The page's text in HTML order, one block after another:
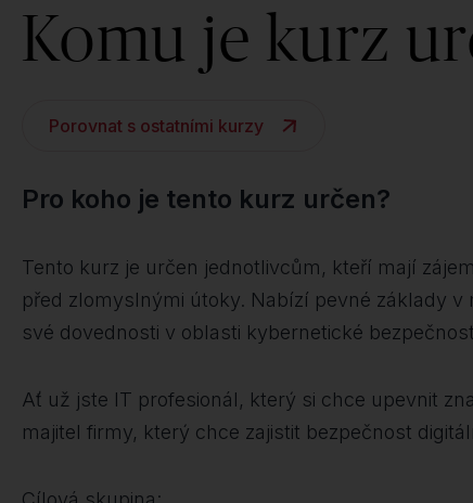
Komu je kurz
Porovnat s ostatními kurzy
Pro koho je tento kurz určen?
Tento kurz je určen jednotlivcům, kteří mají
před zlomyslnými útoky. Nabízí pevné základy
své dovednosti v oblasti kybernetické
Ať už jste IT profesionál, který si chce upevnit
majitel firmy, který chce zajistit bezpečnost